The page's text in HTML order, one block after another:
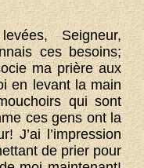
Seigneur,
ces besoins;
ma prière aux
en levant la main
qui sont
ces gens ont la
J’ai l’impression
de prier pour